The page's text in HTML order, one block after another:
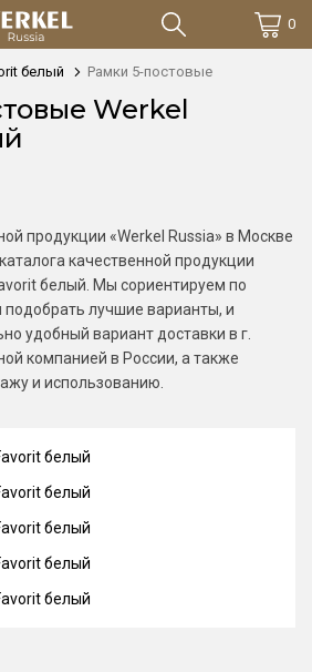
0
белый Рамки 5-постовые
Werkel
продукции «Werkel Russia» в Москве
качественной продукции
белый. Мы сориентируем по
лучшие варианты, и
удобный вариант доставки в г.
компанией в России, а также
и использованию.
белый
белый
белый
белый
белый